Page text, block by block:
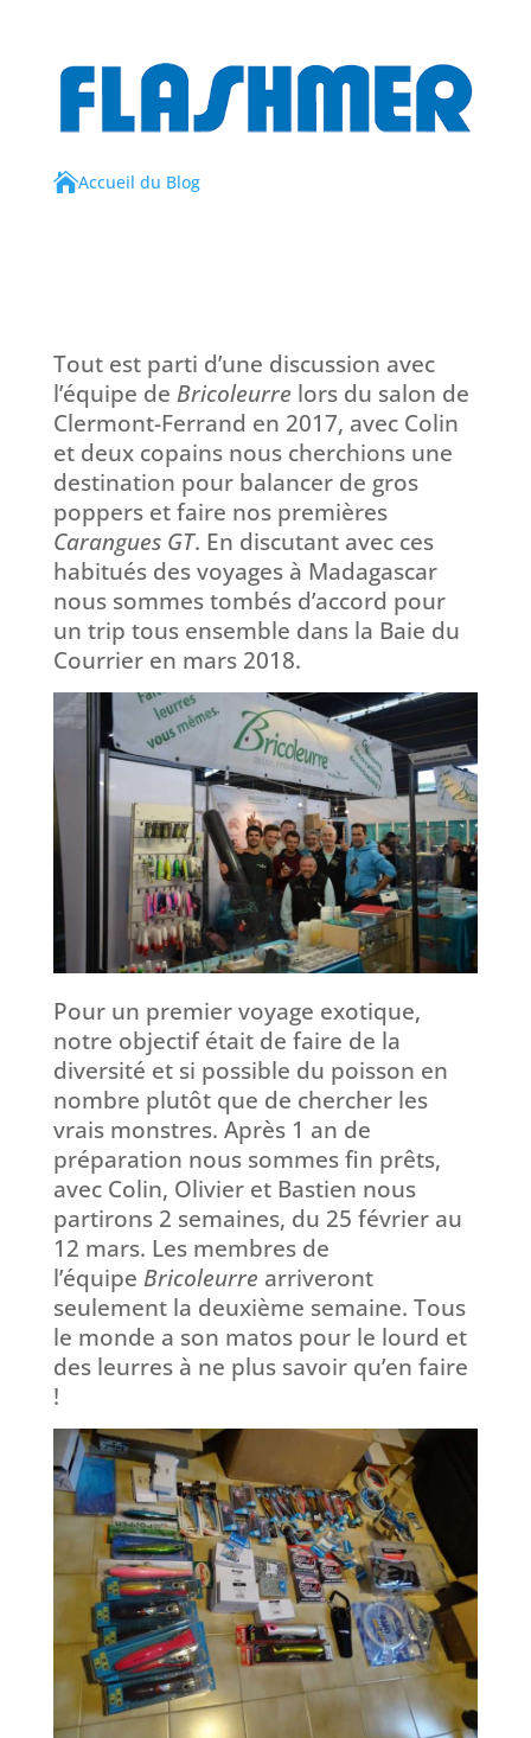
Accueil du Blog
Tout est parti d’une discussion avec
l’équipe de Bricoleurre lors du salon de
Clermont-Ferrand en 2017, avec Colin
et deux copains nous cherchions une
destination pour balancer de gros
poppers et faire nos premières
Carangues GT. En discutant avec ces
habitués des voyages à Madagascar
nous sommes tombés d’accord pour
un trip tous ensemble dans la Baie du
Courrier en mars 2018.
Pour un premier voyage exotique,
notre objectif était de faire de la
diversité et si possible du poisson en
nombre plutôt que de chercher les
vrais monstres. Après 1 an de
préparation nous sommes fin prêts,
avec Colin, Olivier et Bastien nous
partirons 2 semaines, du 25 février au
12 mars. Les membres de
l’équipe Bricoleurre arriveront
seulement la deuxième semaine. Tous
le monde a son matos pour le lourd et
des leurres à ne plus savoir qu’en faire
!